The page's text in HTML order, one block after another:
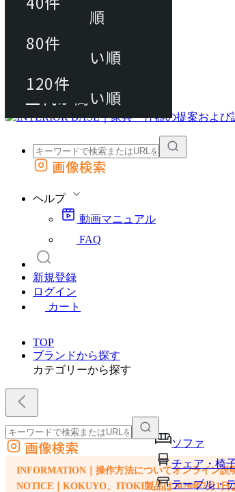
動画マニュアル
FAQ
カート
外部サイトの商品をカートに追加
画像検索
ヘルプ
動画マニュアル
FAQ
新規登録
ログイン
カート
TOP
ブランドから探す
カテゴリーから探す
ソファ
チェア・椅
テーブル・
外部サイトの商品をカートに追加
他のサイトで見つけた商品ページのURLを貼り付けて、カートに追加できます
画像検索
INFORMATION｜操作方法についてオンライン説
NOTICE｜KOKUYO、ITOKI製品は2026年7月1日
80件
120件
おすすめ順
上代が安い順
上代が高い順
80件
120件